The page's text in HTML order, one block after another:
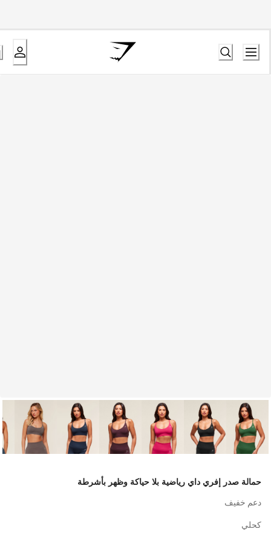
حمالة صدر إفري داي رياضية بلا حياكة وظهر بأشرطة
دعم خفيف
كحلي